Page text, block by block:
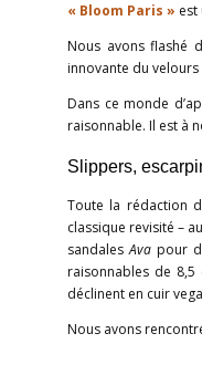
« Bloom Paris » est
Nous avons flashé
innovante du
Dans ce monde
raisonnable. Il est à
Slippers,
Toute la rédaction
classique revisité –
sandalesAvapour
raisonnables de
déclinent en cuir
Nous avons